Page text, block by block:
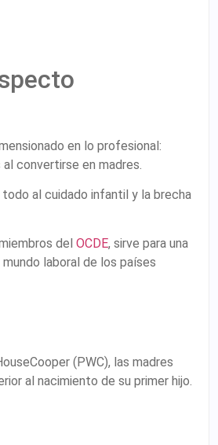
en lo profesional:
convertirse en madres.
al cuidado infantil y la brecha
del OCDE, sirve para una
laboral de los países
(PWC), las madres
al nacimiento de su primer hijo.